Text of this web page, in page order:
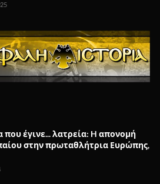
που έγινε... λατρεία: H απονομή
στην πρωταθλήτρια Ευρώπης,